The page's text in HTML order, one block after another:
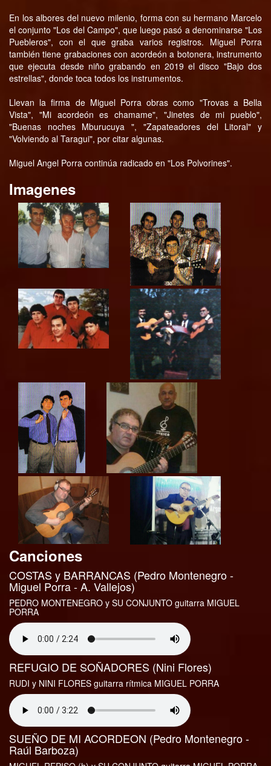
En los albores del nuevo milenio, forma con su hermano Marcelo
el conjunto "Los del Campo", que luego pasó a denominarse "Los
Puebleros", con el que graba varios registros. Miguel Porra
también tiene grabaciones con acordeón a botonera, instrumento
que ejecuta desde niño grabando en 2019 el disco "Bajo dos
estrellas", donde toca todos los instrumentos.
Llevan la firma de Miguel Porra obras como "Trovas a Bella
Vista", "Mi acordeón es chamame", "Jinetes de mi pueblo",
"Buenas noches Mburucuya ", "Zapateadores del Litoral" y
"Volviendo al Taragui", por citar algunas.
Miguel Angel Porra continúa radicado en "Los Polvorines".
Imagenes
Canciones
COSTAS y BARRANCAS (Pedro Montenegro -
Miguel Porra - A. Vallejos)
PEDRO MONTENEGRO y SU CONJUNTO guitarra MIGUEL
PORRA
REFUGIO DE SOÑADORES (Nini Flores)
RUDI y NINI FLORES guitarra rítmica MIGUEL PORRA
SUEÑO DE MI ACORDEON (Pedro Montenegro -
Raúl Barboza)